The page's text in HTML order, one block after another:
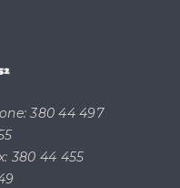
380 44 497
380 44 455